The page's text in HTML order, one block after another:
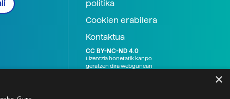
politika
Cookien erabilera
Kontaktua
CC BY-NC-ND 4.0
Lizentzia honetatik kanpo
geratzen dira webgunean
×